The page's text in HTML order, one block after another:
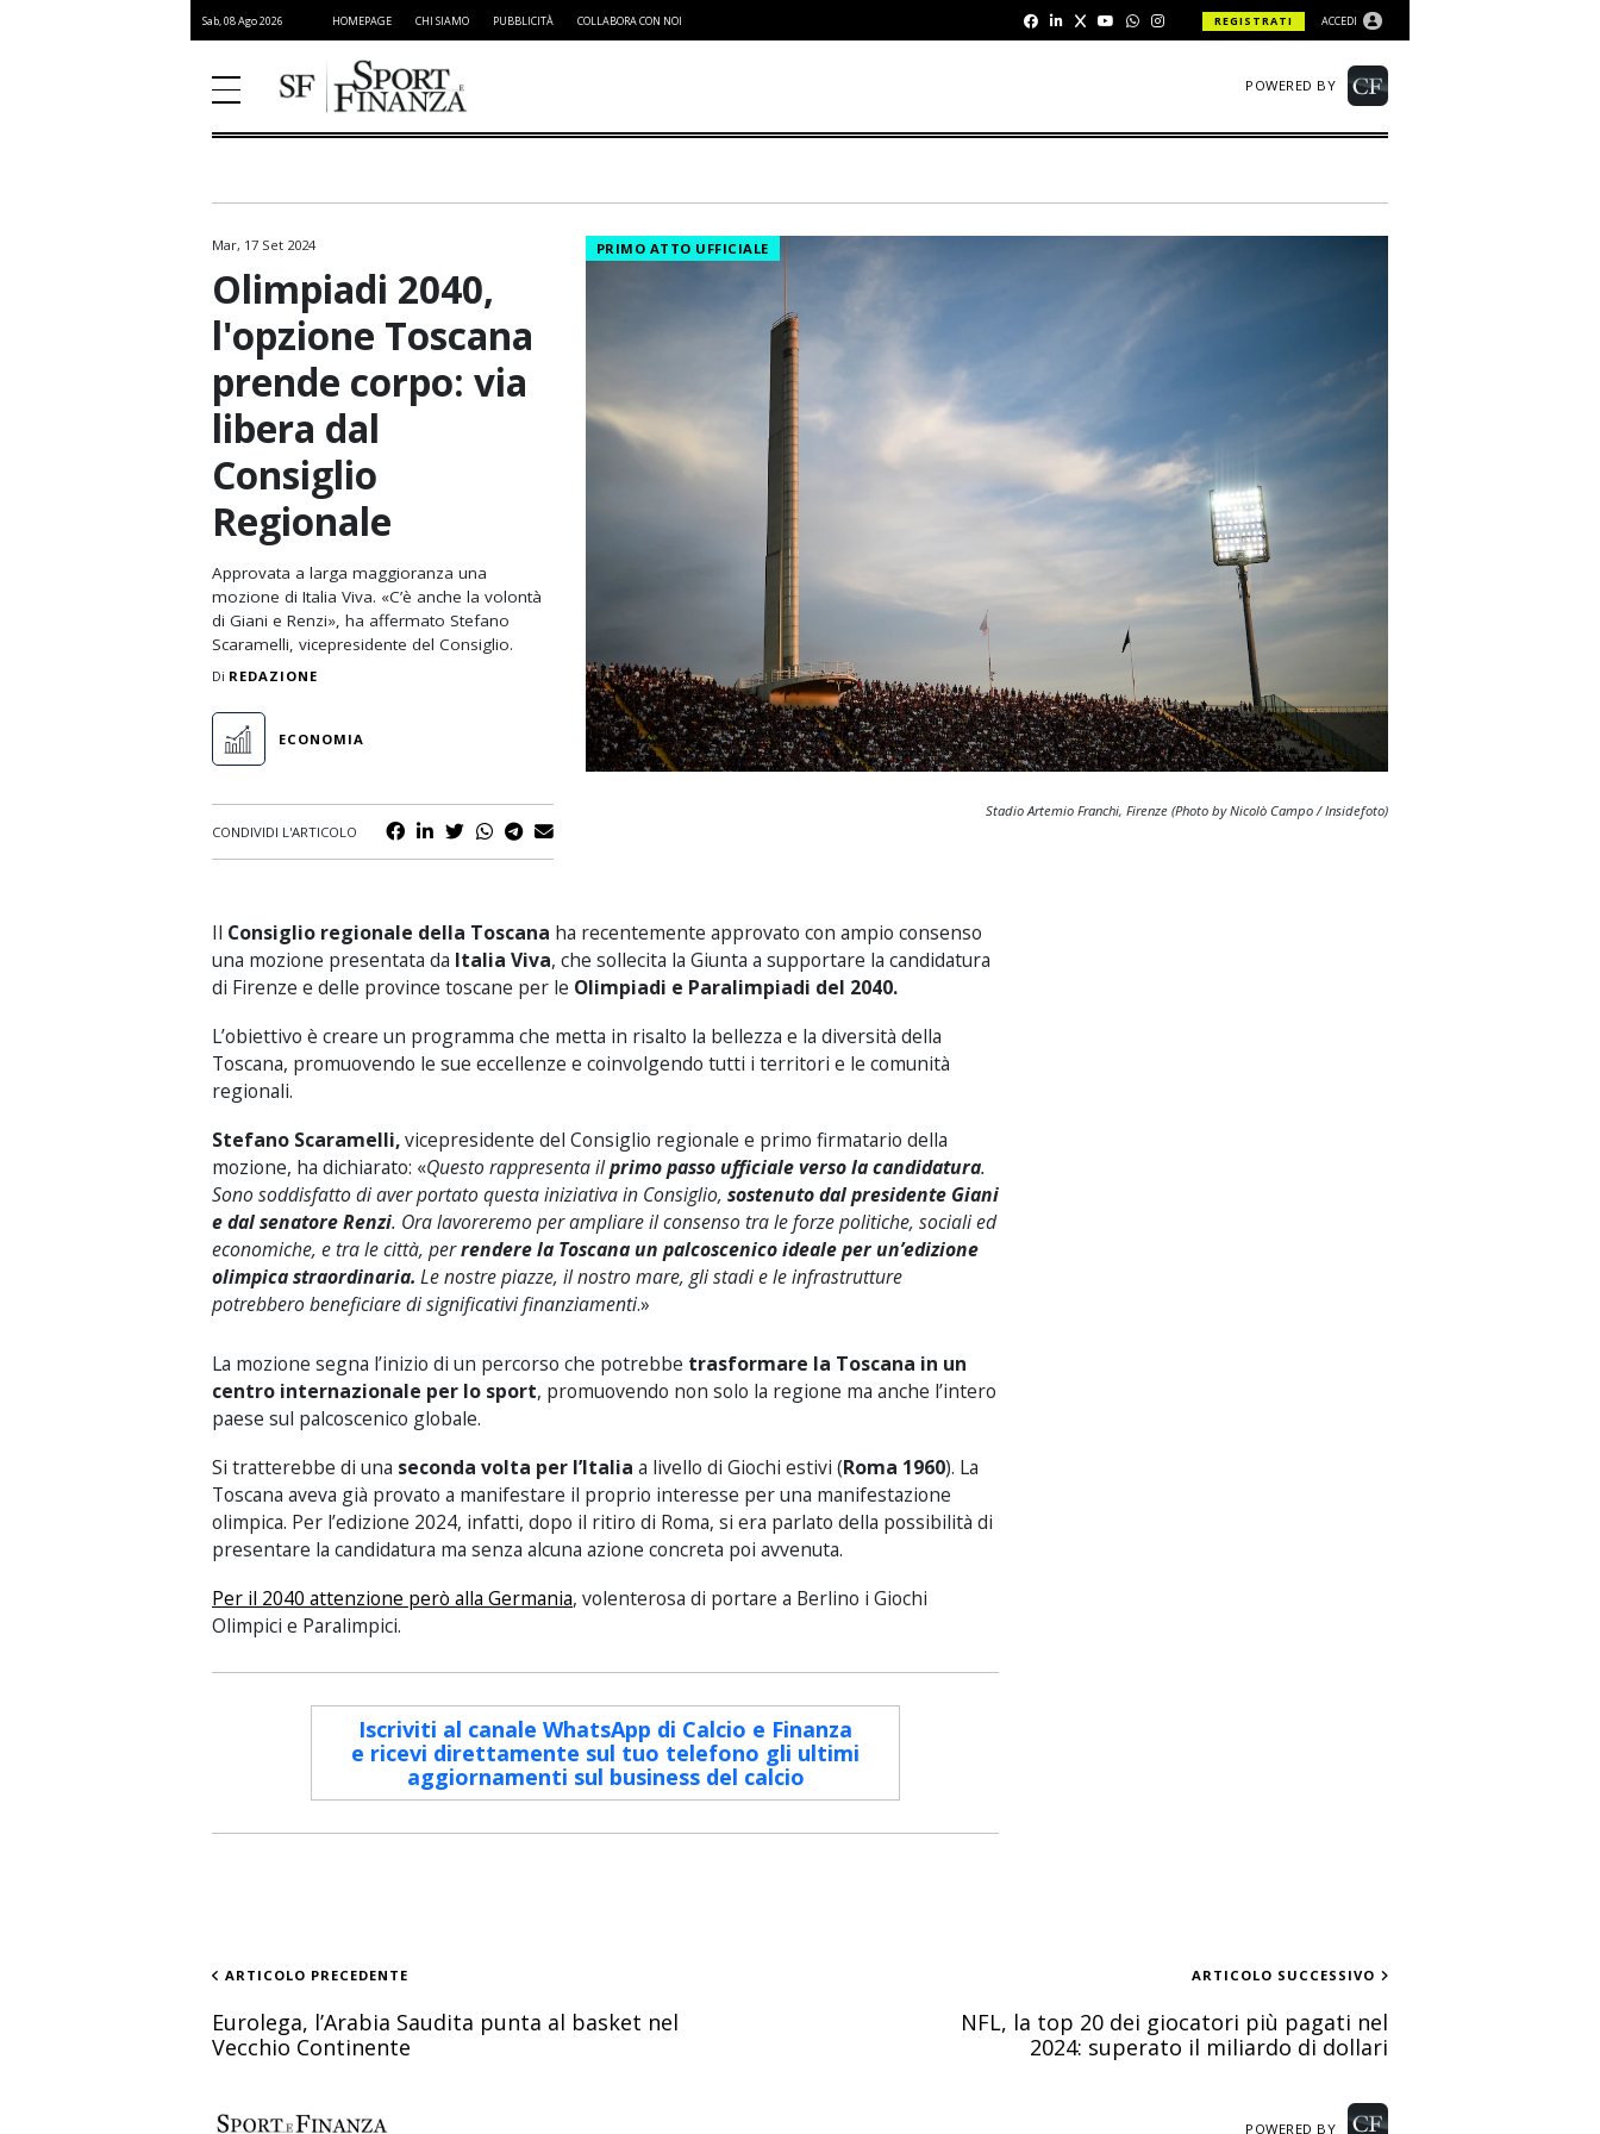
Sab, 08 Ago 2026 HOMEPAGE CHI SIAMO PUBBLICITÀ COLLABORA CON NOI REGISTRATI ACCEDI
POWERED BY
Atletica Leggera
Basket
Ciclismo
Formula 1
Golf
Moto GP
NFL
Padel
Rugby
Scherma
Sci e Sport Invernali
Volley
Mar, 17 Set 2024
Olimpiadi 2040,
l'opzione Toscana
prende corpo: via
libera dal
Consiglio
Regionale
Approvata a larga maggioranza una
mozione di Italia Viva. «C’è anche la volontà
di Giani e Renzi», ha affermato Stefano
Scaramelli, vicepresidente del Consiglio.
Di REDAZIONE
ECONOMIA
CONDIVIDI L'ARTICOLO
PRIMO ATTO UFFICIALE
Stadio Artemio Franchi, Firenze (Photo by Nicolò Campo / Insidefoto)
Il Consiglio regionale della Toscana ha recentemente approvato con ampio consenso
una mozione presentata da Italia Viva, che sollecita la Giunta a supportare la candidatura
di Firenze e delle province toscane per le Olimpiadi e Paralimpiadi del 2040.
L’obiettivo è creare un programma che metta in risalto la bellezza e la diversità della
Toscana, promuovendo le sue eccellenze e coinvolgendo tutti i territori e le comunità
regionali.
Stefano Scaramelli,vicepresidente del Consiglio regionale e primo firmatario della
mozione, ha dichiarato: «Questo rappresenta ilprimo passo ufficiale verso la candidatura.
Sono soddisfatto di aver portato questa iniziativa in Consiglio, sostenuto dal presidente Giani
e dal senatore Renzi. Ora lavoreremo per ampliare il consenso tra le forze politiche, sociali ed
economiche, e tra le città, perrendere la Toscana un palcoscenico ideale per un’edizione
olimpica straordinaria. Le nostre piazze, il nostro mare, gli stadi e le infrastrutture
potrebbero beneficiare di significativi finanziamenti.»
La mozione segna l’inizio di un percorso che potrebbe trasformare la Toscana in un
centro internazionale per lo sport, promuovendo non solo la regione ma anche l’intero
paese sul palcoscenico globale.
Si tratterebbe di una seconda volta per l’Italia a livello di Giochi estivi (Roma 1960). La
Toscana aveva già provato a manifestare il proprio interesse per una manifestazione
olimpica. Per l’edizione 2024, infatti, dopo il ritiro di Roma, si era parlato della possibilità di
presentare la candidatura ma senza alcuna azione concreta poi avvenuta.
Per il 2040 attenzione però alla Germania, volenterosa di portare a Berlino i Giochi
Olimpici e Paralimpici.
Iscriviti al canale WhatsApp di Calcio e Finanza
e ricevi direttamente sul tuo telefono gli ultimi
aggiornamenti sul business del calcio
ARTICOLO PRECEDENTE
Eurolega, l’Arabia Saudita punta al basket nel
Vecchio Continente
ARTICOLO SUCCESSIVO
NFL, la top 20 dei giocatori più pagati nel
2024: superato il miliardo di dollari
POWERED BY